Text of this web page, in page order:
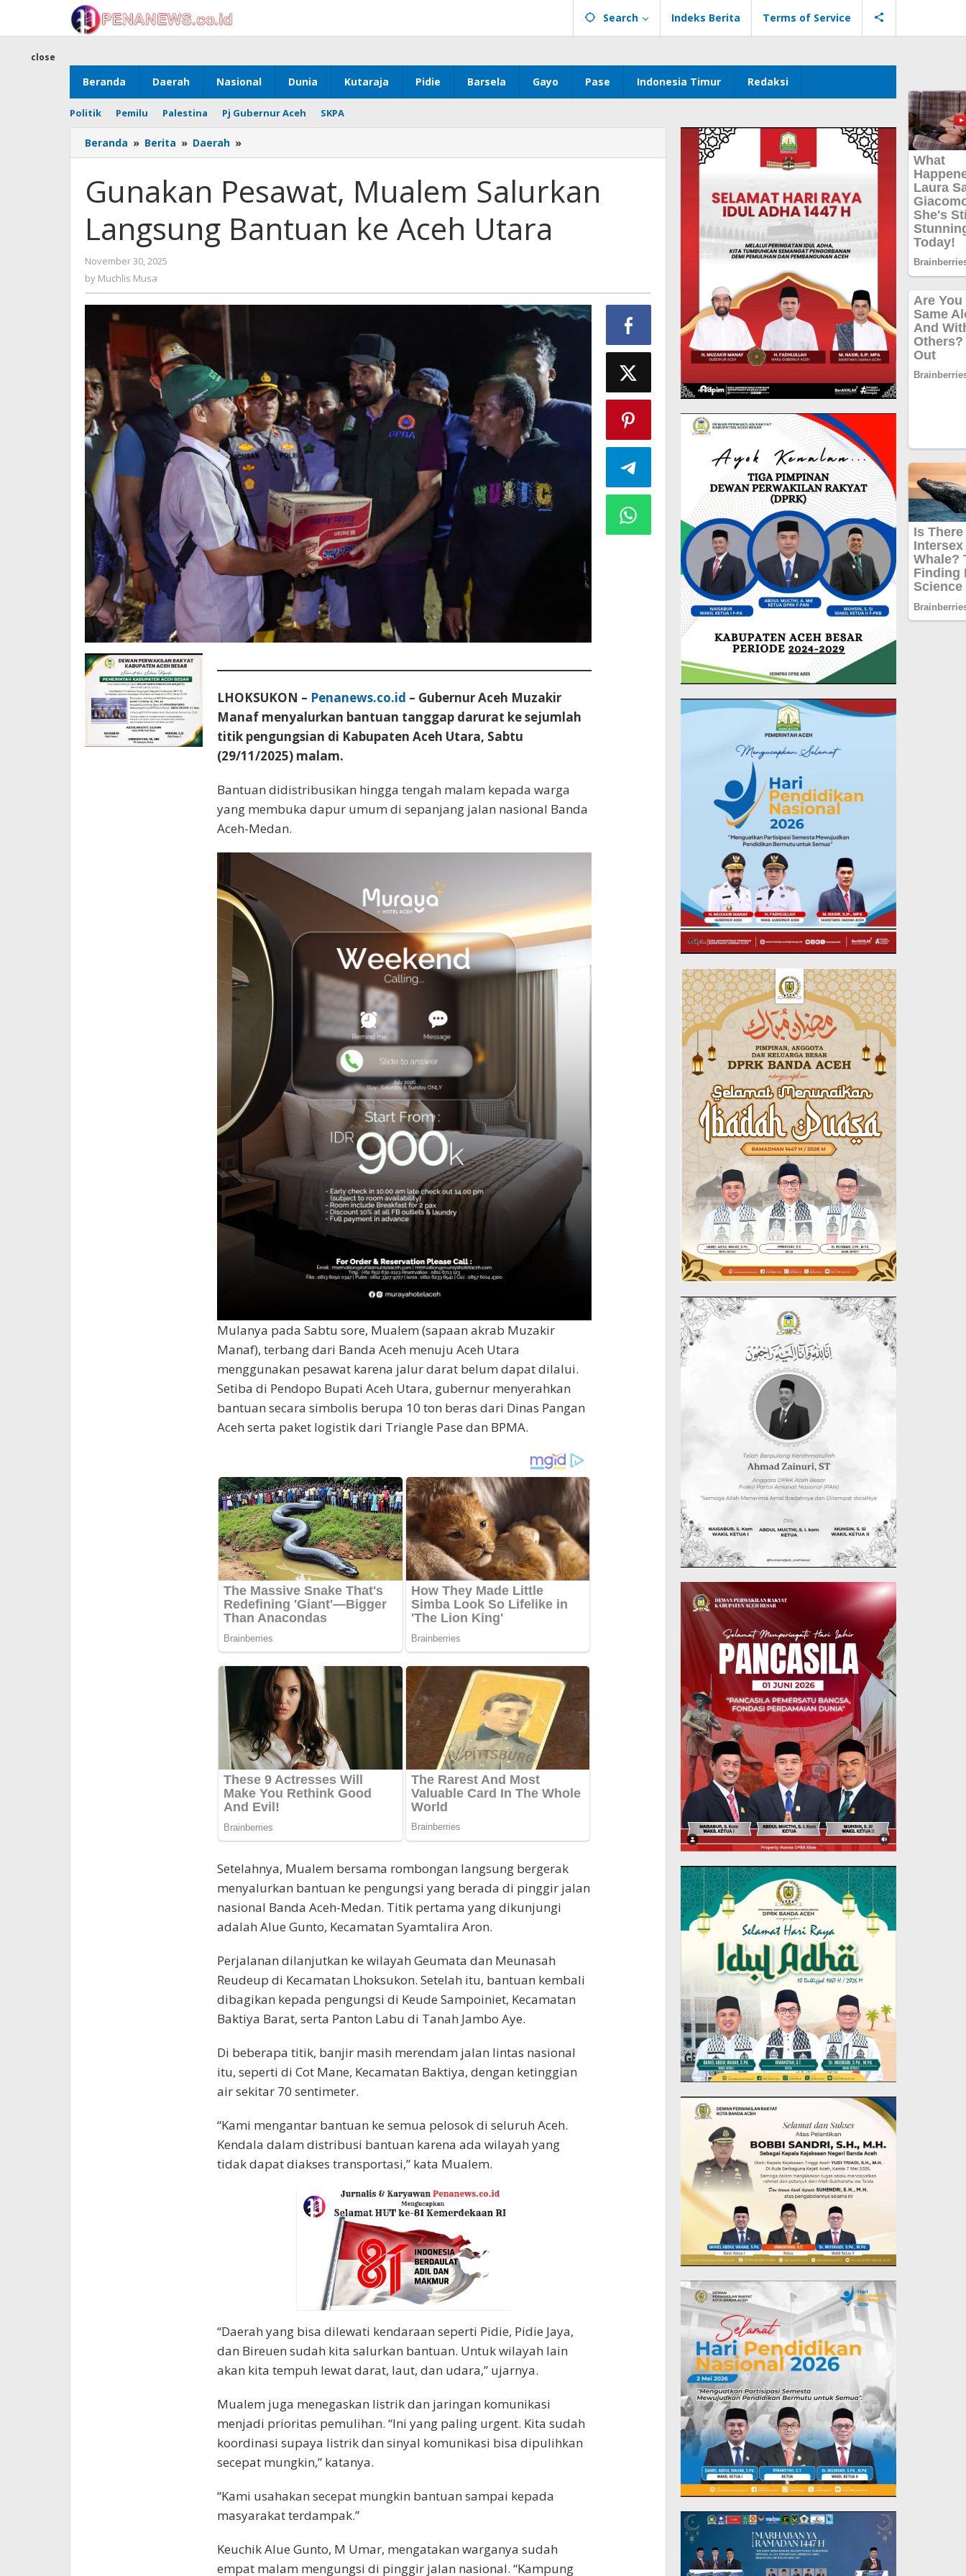
content
Search Indeks Berita Terms of Service
Beranda Daerah Nasional Dunia Kutaraja Pidie Barsela Gayo Pase Indonesia Timur Redaksi
Politik Pemilu Palestina Pj Gubernur Aceh SKPA
close
Beranda » Berita » Daerah »
Pesawat,
Salurkan
Langsung
Bantuan
ke
Gunakan Pesawat, Mualem Salurkan
Langsung Bantuan ke Aceh Utara
November 30, 2025
by Muchlis Musa
LHOKSUKON – Penanews.co.id – Gubernur Aceh Muzakir
Manaf menyalurkan bantuan tanggap darurat ke sejumlah
titik pengungsian di Kabupaten Aceh Utara, Sabtu
(29/11/2025) malam.
Bantuan didistribusikan hingga tengah malam kepada warga
yang membuka dapur umum di sepanjang jalan nasional Banda
Aceh-Medan.
Mulanya pada Sabtu sore, Mualem (sapaan akrab Muzakir
Manaf), terbang dari Banda Aceh menuju Aceh Utara
menggunakan pesawat karena jalur darat belum dapat dilalui.
Setiba di Pendopo Bupati Aceh Utara, gubernur menyerahkan
bantuan secara simbolis berupa 10 ton beras dari Dinas Pangan
Aceh serta paket logistik dari Triangle Pase dan BPMA.
Setelahnya, Mualem bersama rombongan langsung bergerak
menyalurkan bantuan ke pengungsi yang berada di pinggir jalan
nasional Banda Aceh-Medan. Titik pertama yang dikunjungi
adalah Alue Gunto, Kecamatan Syamtalira Aron.
Perjalanan dilanjutkan ke wilayah Geumata dan Meunasah
Reudeup di Kecamatan Lhoksukon. Setelah itu, bantuan kembali
dibagikan kepada pengungsi di Keude Sampoiniet, Kecamatan
Baktiya Barat, serta Panton Labu di Tanah Jambo Aye.
Di beberapa titik, banjir masih merendam jalan lintas nasional
itu, seperti di Cot Mane, Kecamatan Baktiya, dengan ketinggian
air sekitar 70 sentimeter.
“Kami mengantar bantuan ke semua pelosok di seluruh Aceh.
Kendala dalam distribusi bantuan karena ada wilayah yang
tidak dapat diakses transportasi,” kata Mualem.
“Daerah yang bisa dilewati kendaraan seperti Pidie, Pidie Jaya,
dan Bireuen sudah kita salurkan bantuan. Untuk wilayah lain
akan kita tempuh lewat darat, laut, dan udara,” ujarnya.
Mualem juga menegaskan listrik dan jaringan komunikasi
menjadi prioritas pemulihan. “Ini yang paling urgent. Kita sudah
koordinasi supaya listrik dan sinyal komunikasi bisa dipulihkan
secepat mungkin,” katanya.
“Kami usahakan secepat mungkin bantuan sampai kepada
masyarakat terdampak.”
Keuchik Alue Gunto, M Umar, mengatakan warganya sudah
empat malam mengungsi di pinggir jalan nasional. “Kampung